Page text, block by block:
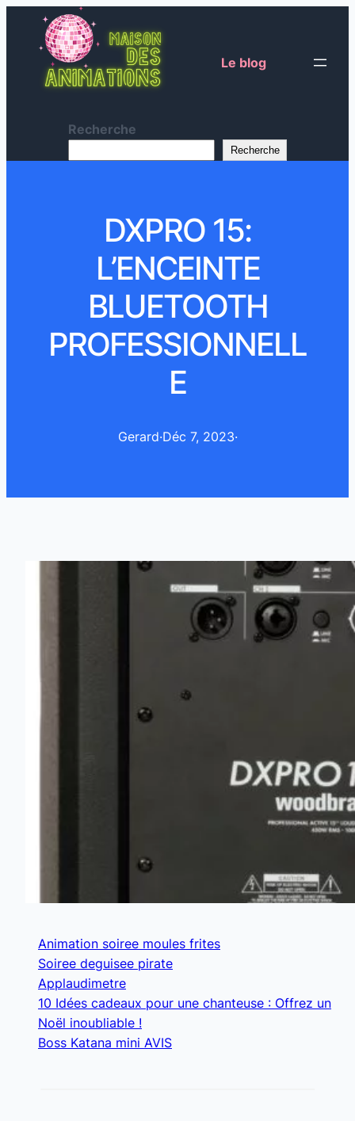
Le blog
Recherche
Recherche
DXPRO 15:
L’ENCEINTE
BLUETOOTH
PROFESSIONNELL
E
Gerard·Déc 7, 2023·
Animation soiree moules frites
Soiree deguisee pirate
Applaudimetre
10 Idées cadeaux pour une chanteuse : Offrez un
Noël inoubliable !
Boss Katana mini AVIS